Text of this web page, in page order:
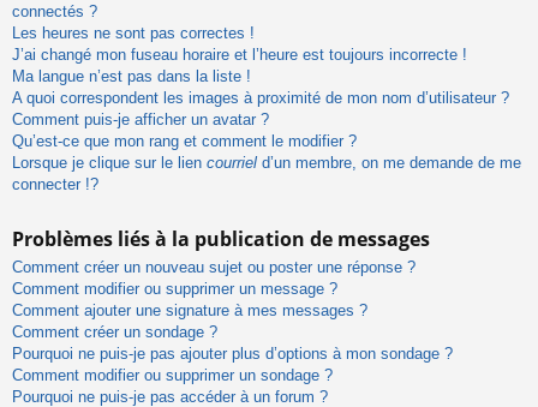
connectés ?
Les heures ne sont pas correctes !
J’ai changé mon fuseau horaire et l’heure est toujours incorrecte !
Ma langue n’est pas dans la liste !
A quoi correspondent les images à proximité de mon nom d’utilisateur ?
Comment puis-je afficher un avatar ?
Qu’est-ce que mon rang et comment le modifier ?
Lorsque je clique sur le lien courriel d’un membre, on me demande de me
connecter !?
Problèmes liés à la publication de messages
Comment créer un nouveau sujet ou poster une réponse ?
Comment modifier ou supprimer un message ?
Comment ajouter une signature à mes messages ?
Comment créer un sondage ?
Pourquoi ne puis-je pas ajouter plus d’options à mon sondage ?
Comment modifier ou supprimer un sondage ?
Pourquoi ne puis-je pas accéder à un forum ?